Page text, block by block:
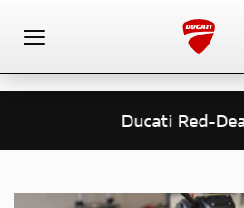
Ducati Red-